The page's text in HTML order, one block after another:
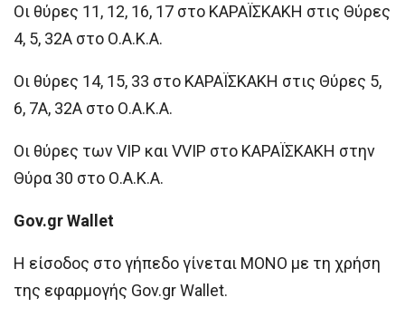
Οι θύρες 11, 12, 16, 17 στο ΚΑΡΑΪΣΚΑΚΗ στις Θύρες
4, 5, 32Α στο Ο.Α.Κ.Α.
Οι θύρες 14, 15, 33 στο ΚΑΡΑΪΣΚΑΚΗ στις Θύρες 5,
6, 7Α, 32Α στο Ο.Α.Κ.Α.
Οι θύρες των VIP και VVIP στο ΚΑΡΑΪΣΚΑΚΗ στην
Θύρα 30 στο Ο.Α.Κ.Α.
Gov.gr Wallet
H είσοδος στο γήπεδο γίνεται ΜΟΝΟ με τη χρήση
της εφαρμογής Gov.gr Wallet.